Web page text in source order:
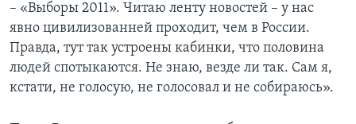
– «Выборы 2011». Читаю ленту новостей – у нас
явно цивилизованней проходит, чем в России.
Правда, тут так устроены кабинки, что половина
людей спотыкаются. Не знаю, везде ли так. Сам я,
кстати, не голосую, не голосовал и не собираюсь».